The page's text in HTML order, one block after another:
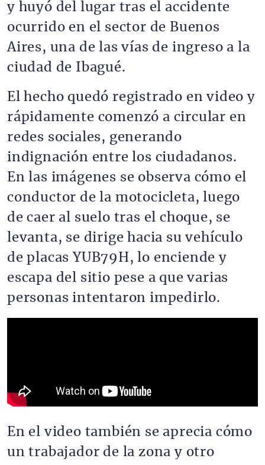
y huyó del lugar tras el accidente
ocurrido en el sector de Buenos
Aires, una de las vías de ingreso a la
ciudad de Ibagué.
El hecho quedó registrado en video y
rápidamente comenzó a circular en
redes sociales, generando
indignación entre los ciudadanos.
En las imágenes se observa cómo el
conductor de la motocicleta, luego
de caer al suelo tras el choque, se
levanta, se dirige hacia su vehículo
de placas YUB79H, lo enciende y
escapa del sitio pese a que varias
personas intentaron impedirlo.
En el video también se aprecia cómo
un trabajador de la zona y otro